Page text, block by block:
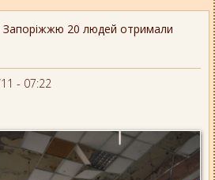
Запоріжжю 20 людей отримали
- 07:22